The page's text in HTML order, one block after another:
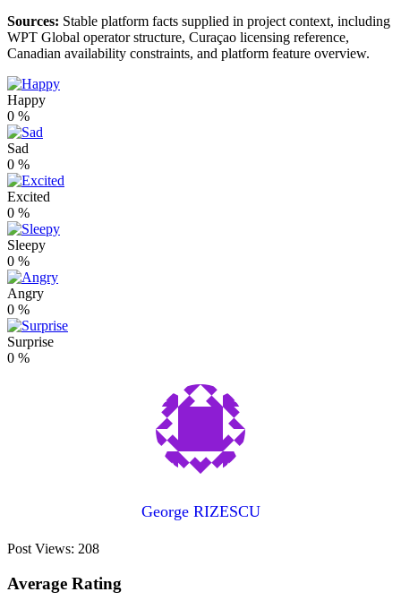
Sources: Stable platform facts supplied in project context, including
WPT Global operator structure, Curaçao licensing reference,
Canadian availability constraints, and platform feature overview.
Happy
0 %
Sad
0 %
Excited
0 %
Sleepy
0 %
Angry
0 %
Surprise
0 %
George RIZESCU
Post Views: 208
Average Rating